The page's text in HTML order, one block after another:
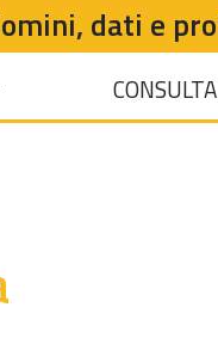
dati e